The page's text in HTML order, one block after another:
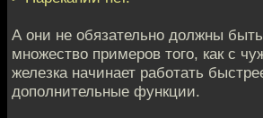
А они не обязательно должны
множество примеров того, как с
железка начинает работать
дополнительные функции.